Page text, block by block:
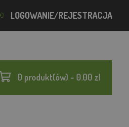
LOGOWANIE/REJESTRACJA
0 produkt(ów) - 0.00 zl